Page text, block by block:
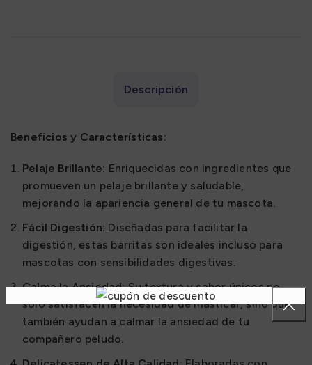
Descripción
Beneficios y Características:
Pelaje Brillante: Enriquecidas con ingredientes que
promueven un pelaje brillante y saludable,
mejorando la apariencia general de tu mascota.
Fácil Digestión: Diseñadas para facilitar la
digestión, estas barritas son ideales incluso para
mascotas con sensibilidades digestivas.
Calma la Ansiedad:Su textura y sabor únicos no
solo satisfacen la necesidad de masticar, sino que
también ayudan a calmar la ansiedad de tu
compañero peludo.